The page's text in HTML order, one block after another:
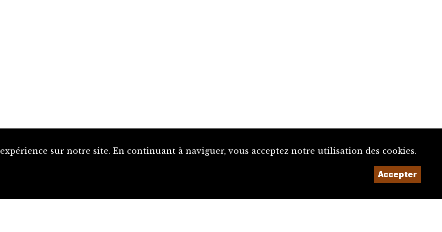
sur notre site. En continuant à naviguer, vous acceptez notre utilisation des cookies.
Accepter